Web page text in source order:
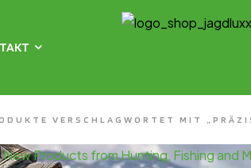
VERSCHLAGWORTET MIT
New Products from Hunting, Fishing and